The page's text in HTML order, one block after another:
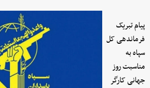
پیام تبریک
فرماندهی کل
سپاه به
مناسبت روز
جهانی کارگر